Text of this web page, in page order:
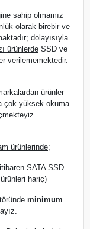
sahip olmamız
olarak birebir ve
dolayısıyla
ürünlerdeSSD ve
verilememektedir.
ürünler
çok yüksek okuma
ürünlerinde;
SATA SSD
hariç)
minimum